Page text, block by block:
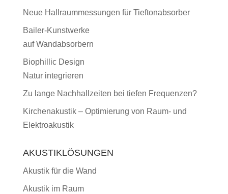
Neue Hallraummessungen für Tieftonabsorber
Bailer-Kunstwerke
auf Wandabsorbern
Biophillic Design
Natur integrieren
Zu lange Nachhallzeiten bei tiefen Frequenzen?
Kirchenakustik – Optimierung von Raum- und
Elektroakustik
AKUSTIKLÖSUNGEN
Akustik für die Wand
Akustik im Raum